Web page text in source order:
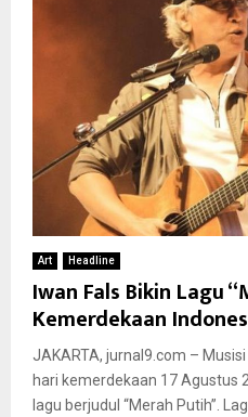
Art Headline
Iwan Fals Bikin Lagu
Kemerdekaan
JAKARTA, jurnal9.com –
hari kemerdekaan 17 Agustus
lagu berjudul “Merah Putih”.